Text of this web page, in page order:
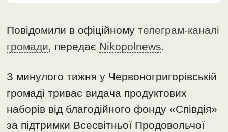
Повідомили в офіційному телеграм-каналі
громади, передає Nikopolnews.
З минулого тижня у Червоногригорівській
громаді триває видача продуктових
наборів від благодійного фонду «Співдія»
за підтримки Всесвітньої Продовольчої